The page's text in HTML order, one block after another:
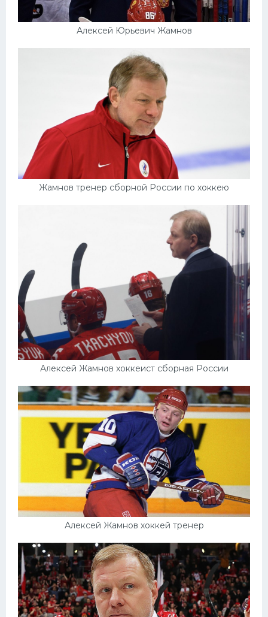
Алексей Юрьевич Жамнов
Жамнов тренер сборной России по хоккею
Алексей Жамнов хоккеист сборная России
Алексей Жамнов хоккей тренер